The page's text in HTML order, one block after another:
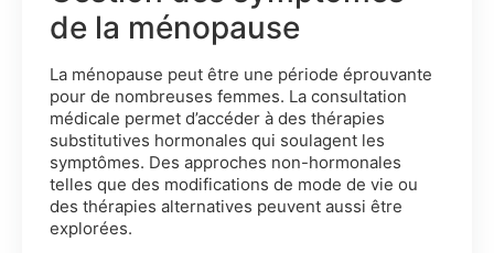
de la ménopause
La ménopause peut être une période éprouvante
pour de nombreuses femmes. La consultation
médicale permet d’accéder à des thérapies
substitutives hormonales qui soulagent les
symptômes. Des approches non-hormonales
telles que des modifications de mode de vie ou
des thérapies alternatives peuvent aussi être
explorées.